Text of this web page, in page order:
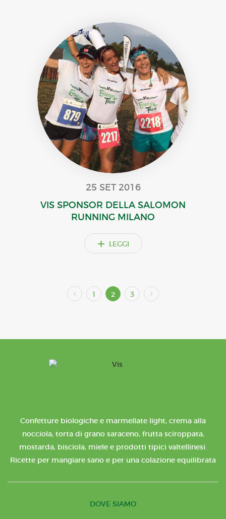
25 SET 2016
VIS SPONSOR DELLA SALOMON
RUNNING MILANO
+ LEGGI
1 2 3
Confetture biologiche e marmellate light, crema alla
nocciola, torta di grano saraceno, frutta sciroppata,
mostarda, bisciola, miele e prodotti tipici valtellinesi.
Ricette per mangiare sano e per una colazione equilibrata
DOVE SIAMO